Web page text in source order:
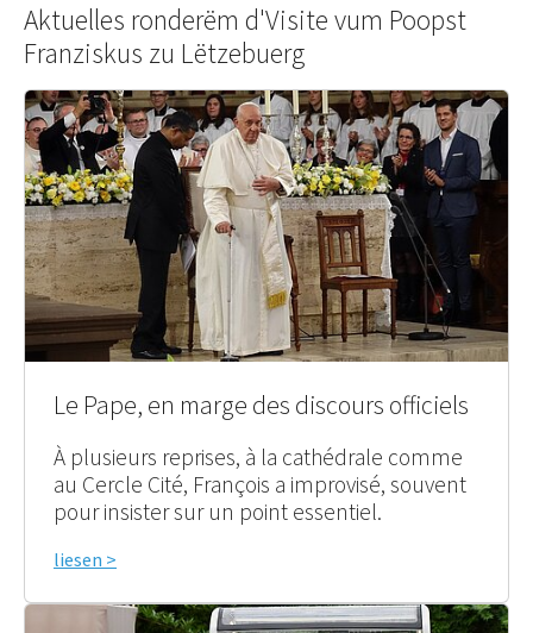
Aktuelles ronderëm d'Visite vum Poopst
Franziskus zu Lëtzebuerg
Le Pape, en marge des discours officiels
À plusieurs reprises, à la cathédrale comme
au Cercle Cité, François a improvisé, souvent
pour insister sur un point essentiel.
liesen >